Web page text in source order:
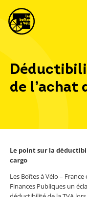
de l’achat
Le point sur la
cargo
Les Boîtes à Vélo –
Finances Publiques un